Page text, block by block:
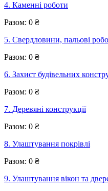
4. Каменні роботи
Разом: 0 ₴
5. Свердловини, пальові
Разом: 0 ₴
6. Захист будівельних
Разом: 0 ₴
7. Деревяні конструкції
Разом: 0 ₴
8. Улаштування покрівлі
Разом: 0 ₴
9. Улаштування вікон та